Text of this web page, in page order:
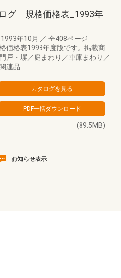
グ 規格価格表_1993年
1993年10月 ／ 全408ページ
価格表1993年度版です。掲載商
戸・塀／庭まわり／車庫まわり／
連品
(89.5MB)
お知らせ表示